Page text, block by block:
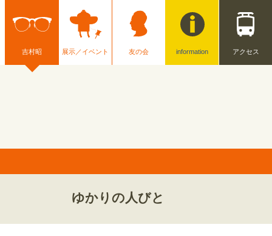
吉村昭 展示／イベント 友の会 information アクセス
ゆかりの人びと